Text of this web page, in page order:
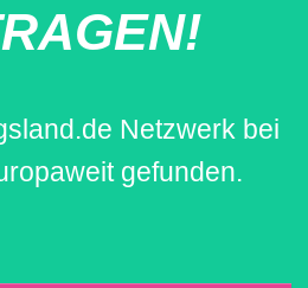
Netzwerk bei
gefunden.